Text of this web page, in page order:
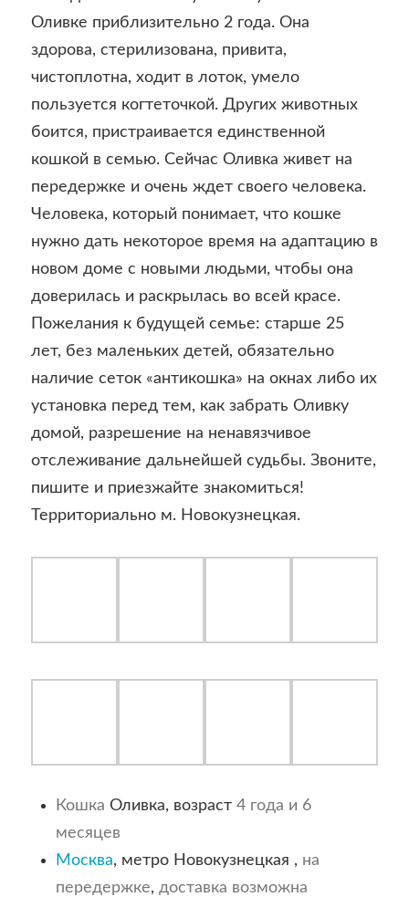
Оливке приблизительно 2 года. Она
здорова, стерилизована, привита,
чистоплотна, ходит в лоток, умело
пользуется когтеточкой. Других животных
боится, пристраивается единственной
кошкой в семью. Сейчас Оливка живет на
передержке и очень ждет своего человека.
Человека, который понимает, что кошке
нужно дать некоторое время на адаптацию в
новом доме с новыми людьми, чтобы она
доверилась и раскрылась во всей красе.
Пожелания к будущей семье: старше 25
лет, без маленьких детей, обязательно
наличие сеток «антикошка» на окнах либо их
установка перед тем, как забрать Оливку
домой, разрешение на ненавязчивое
отслеживание дальнейшей судьбы. Звоните,
пишите и приезжайте знакомиться!
Территориально м. Новокузнецкая.
Кошка Оливка, возраст 4 года и 6
месяцев
Москва, метро Новокузнецкая , на
передержке, доставка возможна